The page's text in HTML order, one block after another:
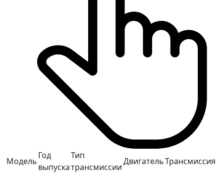
Модель
Год
выпуска
Тип
трансмиссии
ДвигательТрансмиссия